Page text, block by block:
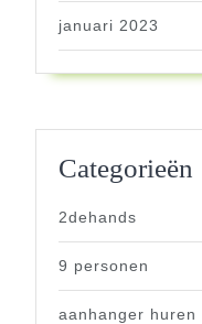
januari 2023
Categorieën
2dehands
9 personen
aanhanger huren